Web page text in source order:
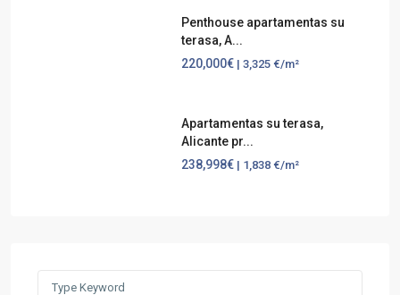
Penthouse apartamentas su
terasa, A...
220,000€ | 3,325 €/m²
Apartamentas su terasa,
Alicante pr...
238,998€ | 1,838 €/m²